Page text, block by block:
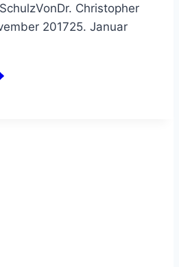
VonDr. Christopher
201725. Januar